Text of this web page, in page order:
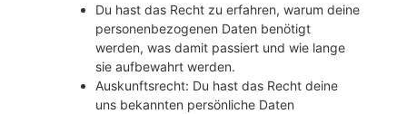
Du hast das Recht zu erfahren, warum deine
personenbezogenen Daten benötigt
werden, was damit passiert und wie lange
sie aufbewahrt werden.
Auskunftsrecht: Du hast das Recht deine
uns bekannten persönliche Daten